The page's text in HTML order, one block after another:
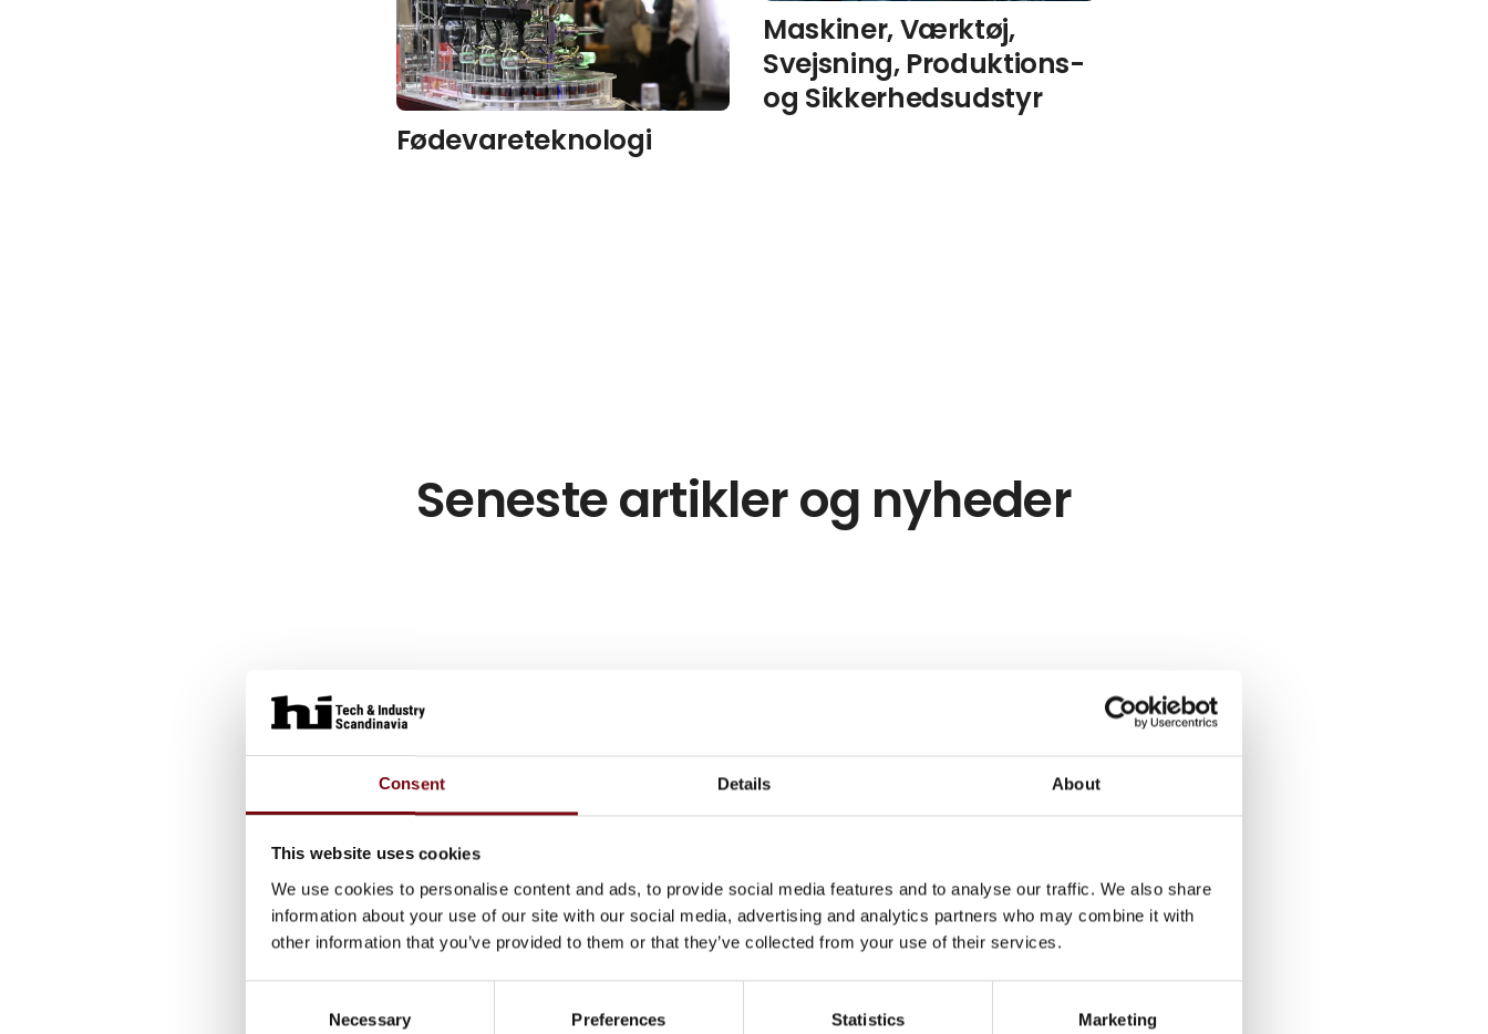
Consent Details About
This website uses cookies
We use cookies to personalise content and ads, to provide social media features and to analyse our traffic. We also share
information about your use of our site with our social media, advertising and analytics partners who may combine it with
other information that you’ve provided to them or that they’ve collected from your use of their services.
Necessary Preferences Statistics Marketing
Fødevareteknologi
Maskiner, Værktøj,
Svejsning, Produktions-
og Sikkerhedsudstyr
Seneste artikler og nyheder